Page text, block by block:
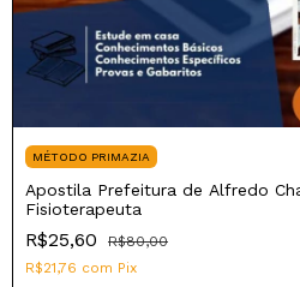
MÉTODO PRIMAZIA
Apostila Prefeitura de Alfredo
Fisioterapeuta
R$25,60
R$80,00
R$21,76 com Pix